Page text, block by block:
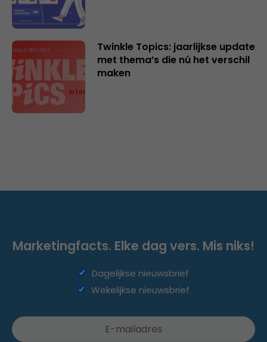
Twinkle Topics: jaarlijkse update
met thema’s die nú het verschil
maken
Marketingfacts. Elke dag vers. Mis niks!
Dagelijkse nieuwsbrief
Wekelijkse nieuwsbrief